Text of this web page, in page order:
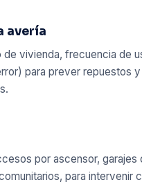
avería
vivienda, frecuencia de
para prever repuestos y
por ascensor, garajes
para intervenir